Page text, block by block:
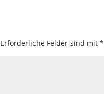
Erforderliche Felder sind mit*